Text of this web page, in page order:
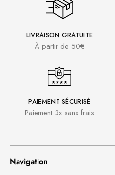
LIVRAISON GRATUITE
À partir de 50€
PAIEMENT SÉCURISÉ
Paiement 3x sans frais
Navigation